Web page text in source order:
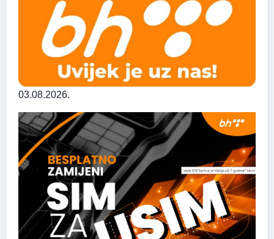
03.08.2026.